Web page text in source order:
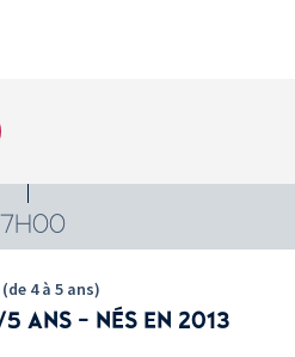
4 à 5 ans)
ANS - NÉS EN 2013